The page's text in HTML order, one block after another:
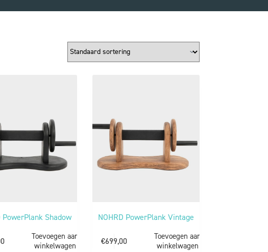
PowerPlank Shadow
Toevoegen aan
winkelwagen
NOHRD PowerPlank Vintage
€699,00
Toevoegen aan
winkelwagen